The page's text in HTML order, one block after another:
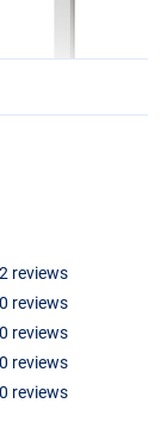
2 reviews
0 reviews
0 reviews
0 reviews
0 reviews